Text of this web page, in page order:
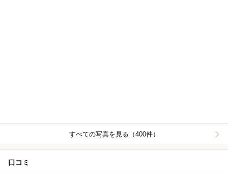
すべての写真を見る（400件）
口コミ